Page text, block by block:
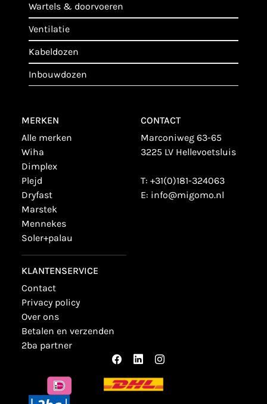
wartels & doorvoeren
ventilatie
kabeldozen
inbouwdozen
MERKEN
alle merken
wiha
dimplex
plejd
dryfast
marstek
mennekes
soler+palau
KLANTENSERVICE
contact
privacy policy
over ons
betalen en verzenden
2ba partner
CONTACT
Marconiweg 63-65
3225 LV Hellevoetsluis
T: +31(0)181-324063
E: info@migomo.nl